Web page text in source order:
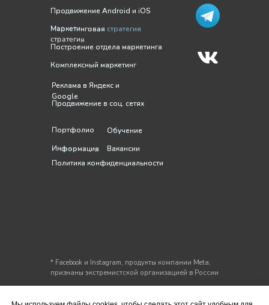
Продвижение в соц. сетях
Комплексный маркетинг
Реклама в Яндекс и
Google
Построение отдела маркетинга
Портфолио
Обучение
Информация
Вакансии
Политика конфиденциальности
Продвижение в соц. сетях
Комплексный маркетинг
Реклама в Яндекс и
Google
Построение отдела маркетинга
Портфолио Обучение
Информация
Вакансии
Политика конфиденциальности
Продвижение Android и iOS
Маркетинговая стратегия
Продвижение Android и iOS
Маркетинговая
стратегия
* Facebook и Instagram, продукты компании Meta,
признаны экстремистской организацией в России